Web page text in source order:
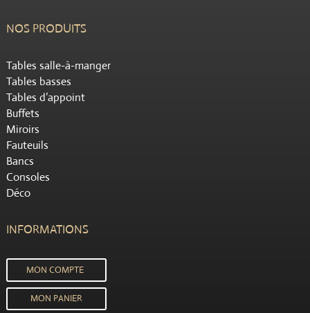
NOS PRODUITS
Tables salle-à-manger
Tables basses
Tables d’appoint
Buffets
Miroirs
Fauteuils
Bancs
Consoles
Déco
INFORMATIONS
MON COMPTE
MON PANIER